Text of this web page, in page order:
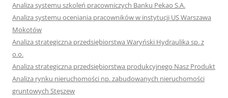
Analiza systemu szkoleń pracowniczych Banku Pekao S.A.
Analiza systemu oceniania pracowników w instytucji US Warszawa
Mokotów
Analiza strategiczna przedsiębiorstwa Waryński Hydraulika sp. z
o.o.
Analiza strategiczna przedsiębiorstwa produkcyjnego Nasz Produkt
Analiza rynku nieruchomości np. zabudowanych nieruchomości
gruntowych Stęszew